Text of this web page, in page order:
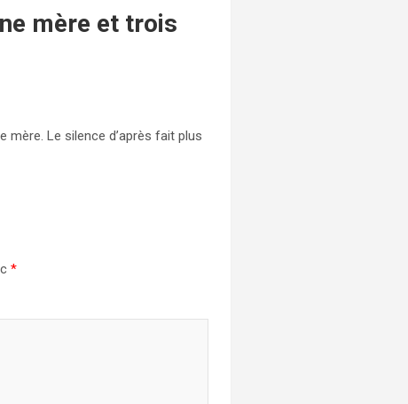
mère et trois
mère. Le silence d’après fait plus
*